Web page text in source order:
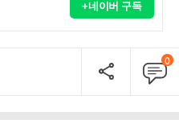
+네이버 구독
0